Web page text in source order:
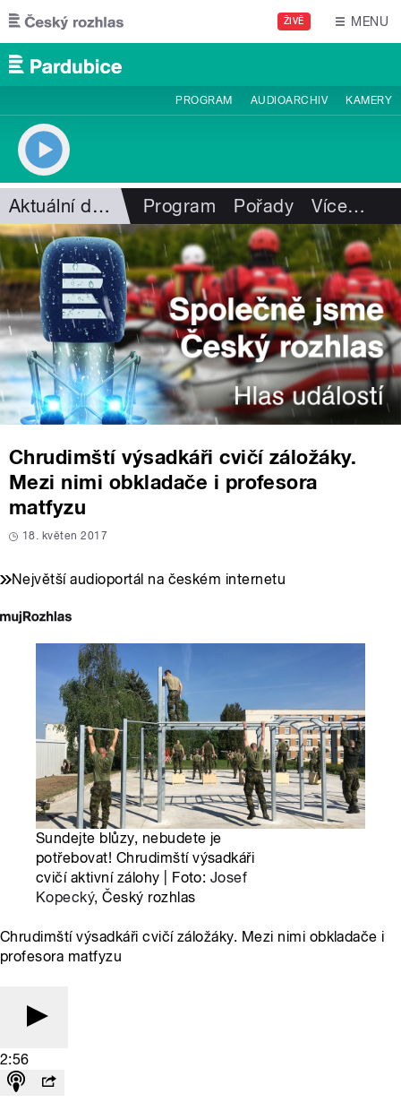
Přejít k hlavnímu obsahu
ŽIVĚ MENU
PROGRAM AUDIOARCHIV KAMERY
Aktuální dění Program Pořady Více…
Chrudimští výsadkáři cvičí záložáky.
Mezi nimi obkladače i profesora
matfyzu
18. květen 2017
Největší audioportál na českém internetu
Sundejte blůzy, nebudete je
potřebovat! Chrudimští výsadkáři
cvičí aktivní zálohy | Foto: Josef
Kopecký, Český rozhlas
Chrudimští výsadkáři cvičí záložáky. Mezi nimi obkladače i
profesora matfyzu
2:56